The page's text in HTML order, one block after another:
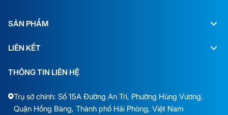
SẢN PHẨM
LIÊN KẾT
THÔNG TIN LIÊN HỆ
Trụ sở chính: Số 15A Đường An Trì, Phường Hùng Vương,
Quận Hồng Bàng, Thành phố Hải Phòng, Việt Nam